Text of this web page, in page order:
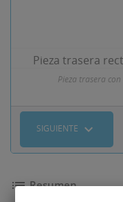
Pieza trasera
Pieza trasera
SIGUIENTE expand_more
listResumen